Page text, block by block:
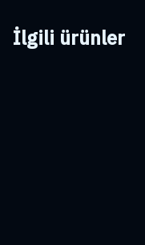
İlgili ürünler